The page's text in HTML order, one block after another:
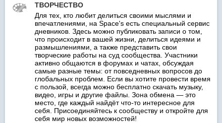
ТВОРЧЕСТВО
Для тех, кто любит делиться своими мыслями и
впечатлениями, на Space's есть специальный сервис
дневников. Здесь можно публиковать записи о том,
что происходит в вашей жизни, делиться идеями и
размышлениями, а также представить свои
творческие работы на суд сообщества. Участники
активно общаются в форумах и чатах, обсуждая
самые разные темы: от повседневных вопросов до
глобальных проблем. Если вы хотите провести время
с пользой, всегда можно бесплатно скачать музыку,
видео, игры и другие файлы. Зона обмена — это
место, где каждый найдёт что-то интересное для
себя. Присоединяйтесь к сообществу и откройте для
себя мир новых возможностей!